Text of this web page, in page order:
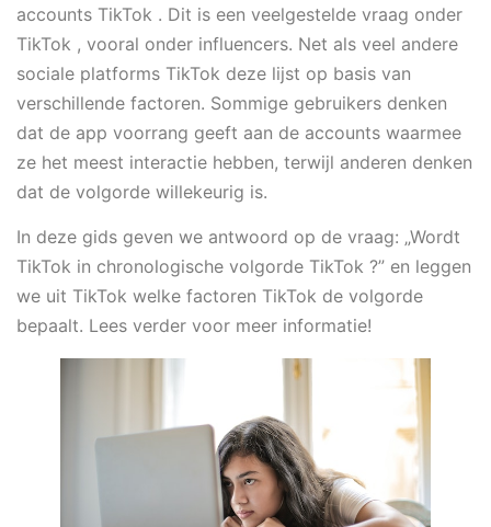
accounts TikTok . Dit is een veelgestelde vraag onder
TikTok , vooral onder influencers. Net als veel andere
sociale platforms TikTok deze lijst op basis van
verschillende factoren. Sommige gebruikers denken
dat de app voorrang geeft aan de accounts waarmee
ze het meest interactie hebben, terwijl anderen denken
dat de volgorde willekeurig is.
In deze gids geven we antwoord op de vraag: „Wordt
TikTok in chronologische volgorde TikTok ?” en leggen
we uit TikTok welke factoren TikTok de volgorde
bepaalt. Lees verder voor meer informatie!